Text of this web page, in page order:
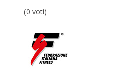
(0 voti)